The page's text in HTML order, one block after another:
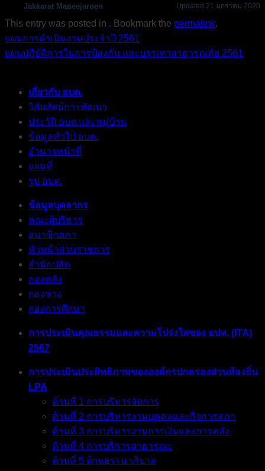
Jakkarat Maneejaroen Updated 21 มกราคม 2020
This entry was posted in . Bookmark the permalink.
แผนการดำเนินงานประจำปี 2561
แผนปฏิบัติการในการป้องกัน และบรรเทาสาธารณภัย 2561
เกี่ยวกับ อบต.
วิสัยทัศน์การพัฒนา
ประวัติ อบต.และหมู่บ้าน
ข้อมูลทั่วไป อบต.
อำนาจหน้าที่
แผนที่
รูป อบต.
ข้อมูลบุคลากร
คณะผู้บริหาร
สมาชิกสภา
หัวหน้าส่วนราชการ
สำนักปลัด
กองคลัง
กองช่าง
กองการศึกษา
การประเมินคุณธรรมและความโปร่งใสของ อปท. (ITA)
2567
การประเมินประสิทธิภาพขององค์กรปกครองส่วนท้องถิ่น
LPA
ด้านที่ 1 การบริหารจัดการ
ด้านที่ 2 การบริหารงานบุคคลและกิจการสภา
ด้านที่ 3 การบริหารงานการเงินและการคลัง
ด้านที่ 4 การบริการสาธารณะ
ด้านที่ 5 ด้านธรรมาภิบาล